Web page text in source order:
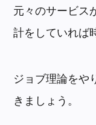
元々のサービス
計をしていれば
ジョブ理論をや
きましょう。